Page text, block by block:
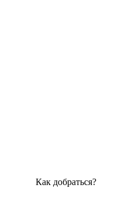
Как добраться?